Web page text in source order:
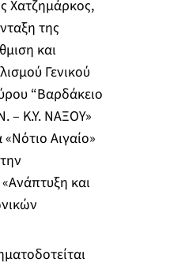
Χατζημάρκος,
της
και
Γενικού
“Βαρδάκειο
– Κ.Υ. ΝΑΞΟΥ»
Αιγαίο»
και